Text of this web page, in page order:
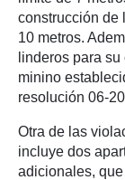
construcción de
10 metros.
linderos para
minino
resolución 06-
Otra de las
incluye dos
adicionales,